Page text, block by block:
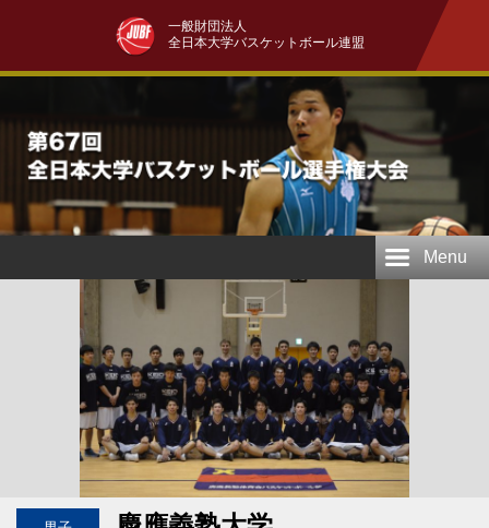
一般財団法人
全日本大学バスケットボール連盟
Menu